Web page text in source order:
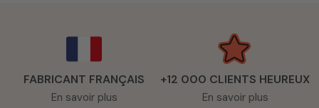
FABRICANT FRANÇAIS
En savoir plus
+12 000 CLIENTS HEUREUX
En savoir plus